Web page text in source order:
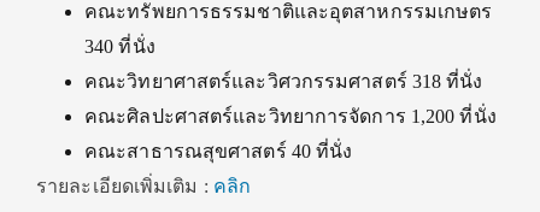
คณะทรัพยการธรรมชาติและอุตสาหกรรมเกษตร
340 ที่นั่ง
คณะวิทยาศาสตร์และวิศวกรรมศาสตร์ 318 ที่นั่ง
คณะศิลปะศาสตร์และวิทยาการจัดการ 1,200 ที่นั่ง
คณะสาธารณสุขศาสตร์ 40 ที่นั่ง
รายละเอียดเพิ่มเติม : คลิก